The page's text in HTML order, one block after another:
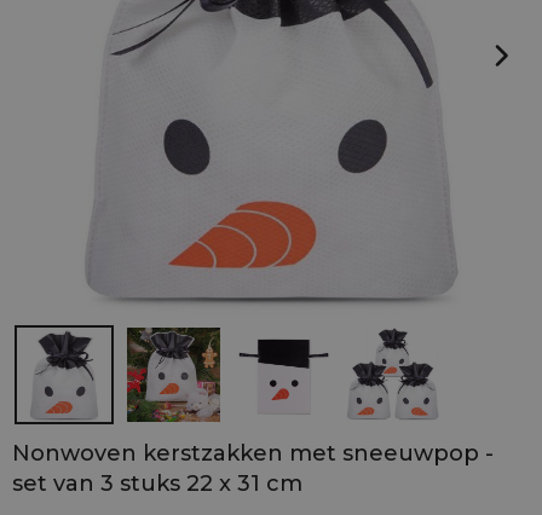
Nonwoven kerstzakken met sneeuwpop -
set van 3 stuks 22 x 31 cm